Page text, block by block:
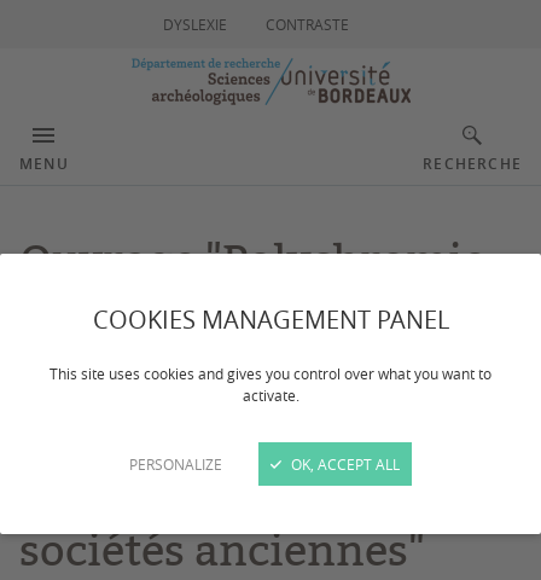
COOKIES MANAGEMENT PANEL
This site uses cookies and gives you control over what you want to
activate.
PERSONALIZE OK, ACCEPT ALL
DYSLEXIE CONTRASTE
MENU RECHERCHE
Ouvrage "Polychromie.
Regards croisés sur
l'usage, l'emploi et la
matérialité de la
polychromie dans les
sociétés anciennes"